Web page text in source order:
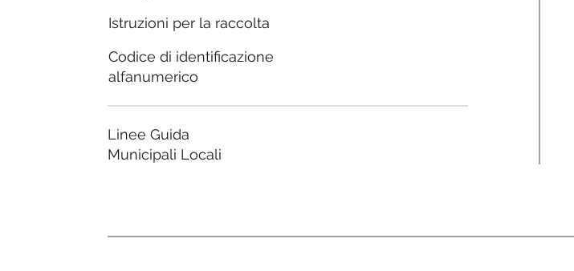
Istruzioni per la raccolta
Codice di identificazione
alfanumerico
Linee Guida
Municipali Locali